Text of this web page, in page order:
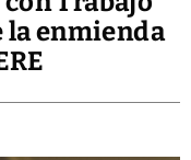
la enmienda